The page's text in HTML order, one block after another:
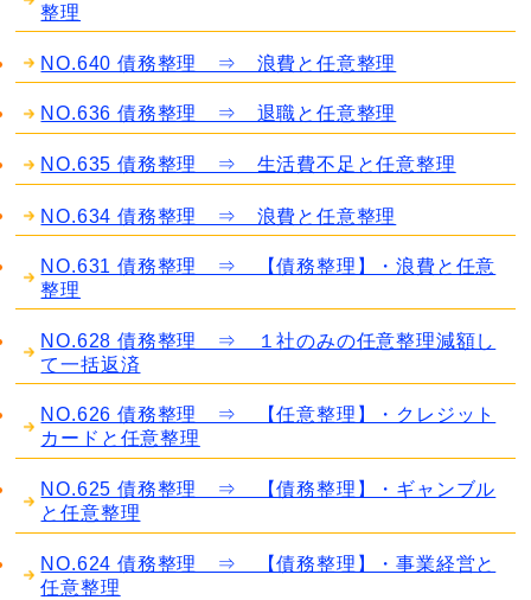
整理
NO.640 債務整理 ⇒ 浪費と任意整理
NO.636 債務整理 ⇒ 退職と任意整理
NO.635 債務整理 ⇒ 生活費不足と任意整理
NO.634 債務整理 ⇒ 浪費と任意整理
NO.631 債務整理 ⇒ 【債務整理】・浪費と任意
整理
NO.628 債務整理 ⇒ １社のみの任意整理減額し
て一括返済
NO.626 債務整理 ⇒ 【任意整理】・クレジット
カードと任意整理
NO.625 債務整理 ⇒ 【債務整理】・ギャンブル
と任意整理
NO.624 債務整理 ⇒ 【債務整理】・事業経営と
任意整理